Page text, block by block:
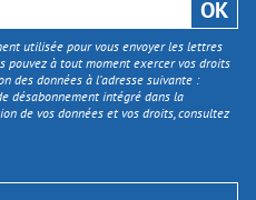
utilisée pour vous envoyer les lettres
pouvez à tout moment exercer vos droits
des données à l’adresse suivante :
désabonnement intégré dans la
de vos données et vos droits, consultez